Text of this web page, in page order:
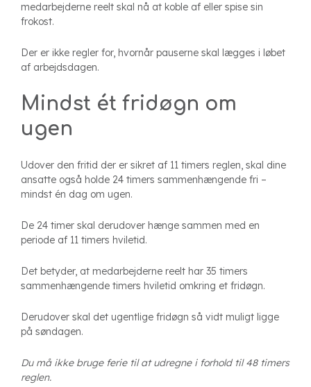
medarbejderne reelt skal nå at koble af eller spise sin
frokost.
Der er ikke regler for, hvornår pauserne skal lægges i løbet
af arbejdsdagen.
Mindst ét fridøgn om
ugen
Udover den fritid der er sikret af 11 timers reglen, skal dine
ansatte også holde 24 timers sammenhængende fri –
mindst én dag om ugen.
De 24 timer skal derudover hænge sammen med en
periode af 11 timers hviletid.
Det betyder, at medarbejderne reelt har 35 timers
sammenhængende timers hviletid omkring et fridøgn.
Derudover skal det ugentlige fridøgn så vidt muligt ligge
på søndagen.
Du må ikke bruge ferie til at udregne i forhold til 48 timers
reglen.